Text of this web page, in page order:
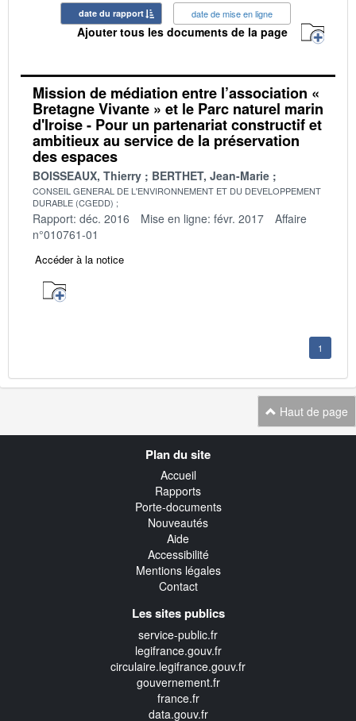
date du rapport date de mise en ligne
Ajouter tous les documents de la page
Mission de médiation entre l’association «
Bretagne Vivante » et le Parc naturel marin
d'Iroise - Pour un partenariat constructif et
ambitieux au service de la préservation
des espaces
BOISSEAUX, Thierry BERTHET, Jean-Marie
CONSEIL GENERAL DE L'ENVIRONNEMENT ET DU DEVELOPPEMENT
DURABLE (CGEDD)
Rapport: déc. 2016 Mise en ligne: févr. 2017
Affaire
n°010761-01
Accéder à la notice
1
Haut de page
Plan du site
Accueil
Rapports
Porte-documents
Nouveautés
Aide
Accessibilité
Mentions légales
Contact
Les sites publics
service-public.fr
legifrance.gouv.fr
circulaire.legifrance.gouv.fr
gouvernement.fr
france.fr
data.gouv.fr